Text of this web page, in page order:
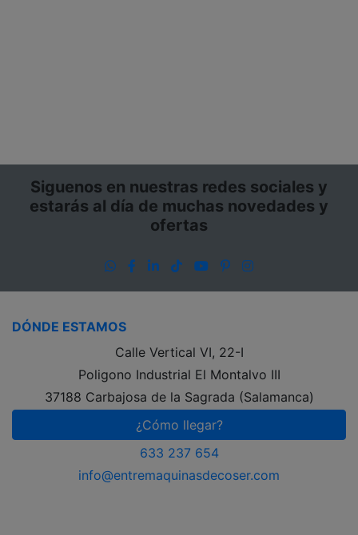
Siguenos en nuestras redes sociales y
estarás al día de muchas novedades y
ofertas
WhatsApp
Facebook
LinkedIn
TikTokYouTube
PinterestInstagram
DÓNDE ESTAMOS
Calle Vertical VI, 22-I
Poligono Industrial El Montalvo III
37188 Carbajosa de la Sagrada (Salamanca)
¿Cómo llegar?
633 237 654
info@entremaquinasdecoser.com